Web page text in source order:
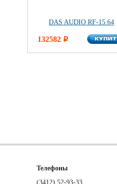
DAS AUDIO RF-15.64
132582 i
Телефоны
(3412) 52-93-33